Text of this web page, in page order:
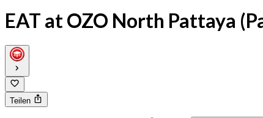
EAT at OZO North Pattaya
Teilen